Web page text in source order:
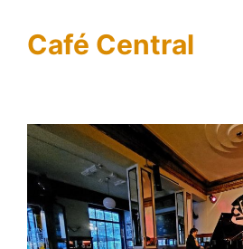
Café Central